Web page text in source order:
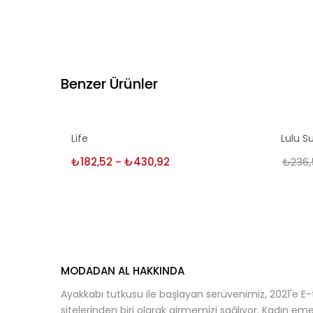
Benzer Ürünler
Life
₺182,52 – ₺430,92
Lulu
₺
MODADAN AL HAKKINDA
Ayakkabı tutkusu ile başlayan serüvenimiz, 2021'e
sitelerinden biri olarak girmemizi sağlıyor. Kadın